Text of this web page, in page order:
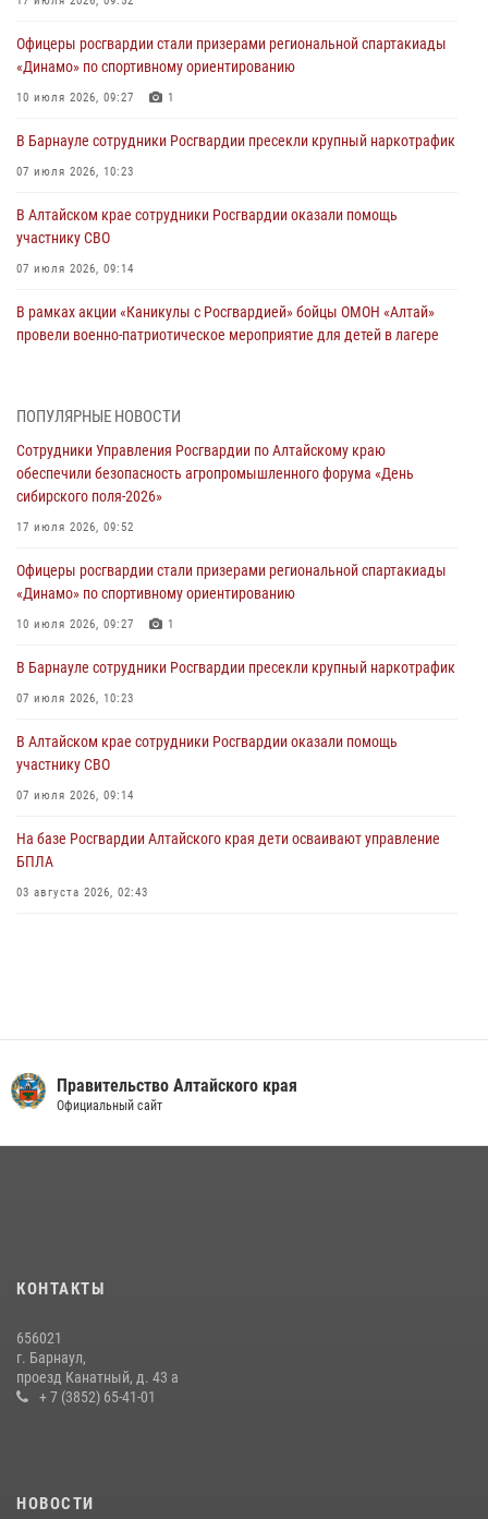
Офицеры росгвардии стали призерами региональной спартакиады
«Динамо» по спортивному ориентированию
10 июля 2026, 09:27 1
В Барнауле сотрудники Росгвардии пресекли крупный наркотрафик
07 июля 2026, 10:23
В Алтайском крае сотрудники Росгвардии оказали помощь
участнику СВО
07 июля 2026, 09:14
В рамках акции «Каникулы с Росгвардией» бойцы ОМОН «Алтай»
провели военно-патриотическое мероприятие для детей в лагере
акции «Коробка храбрости»
Сотрудники Росгвардии провели встречу с юными пограничниками
03 июля 2026, 04:03
Управление Росгвардии по Алтайскому краю провело для детей
02 июля 2026, 00:55
Алтайскому краю подведены итоги «прямой линии»
01 июля 2026, 07:49
ПОПУЛЯРНЫЕ НОВОСТИ
Сотрудники Управления Росгвардии по Алтайскому краю
обеспечили безопасность агропромышленного форума «День
сибирского поля-2026»
17 июля 2026, 09:52
Офицеры росгвардии стали призерами региональной спартакиады
«Динамо» по спортивному ориентированию
10 июля 2026, 09:27 1
В Барнауле сотрудники Росгвардии пресекли крупный наркотрафик
07 июля 2026, 10:23
В Алтайском крае сотрудники Росгвардии оказали помощь
участнику СВО
07 июля 2026, 09:14
На базе Росгвардии Алтайского края дети осваивают управление
БПЛА
03 августа 2026, 02:43
Правительство Алтайского края
Официальный сайт
КОНТАКТЫ
656021
г. Барнаул,
проезд Канатный, д. 43 а
+ 7 (3852) 65-41-01
НОВОСТИ